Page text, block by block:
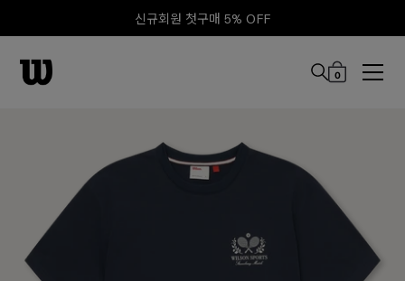
신규회원 첫구매 5% OFF
0